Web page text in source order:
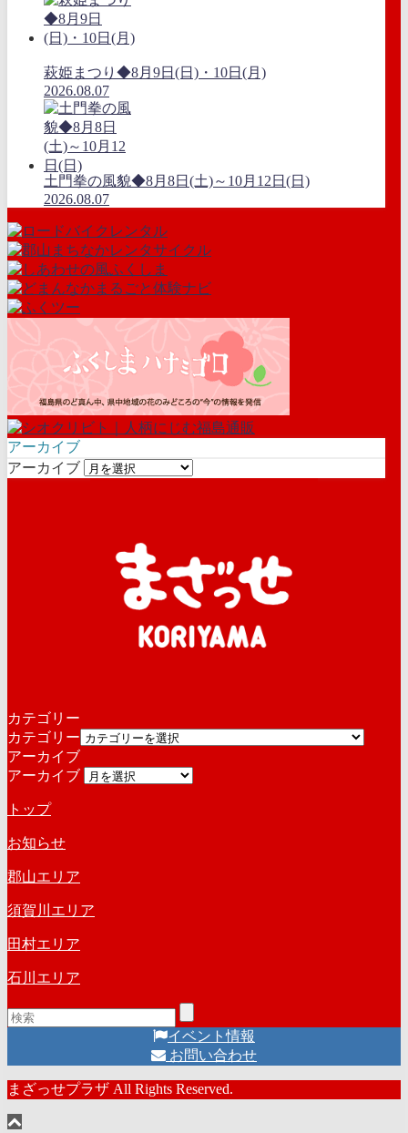
萩姫まつり◆8月9日(日)・10日(月)
2026.08.07
土門拳の風貌◆8月8日(土)～10月12日(日)
2026.08.07
アーカイブ
アーカイブ
カテゴリー
カテゴリー
アーカイブ
アーカイブ
トップ
お知らせ
郡山エリア
須賀川エリア
田村エリア
石川エリア
イベント情報
お問い合わせ
まざっせプラザ All Rights Reserved.